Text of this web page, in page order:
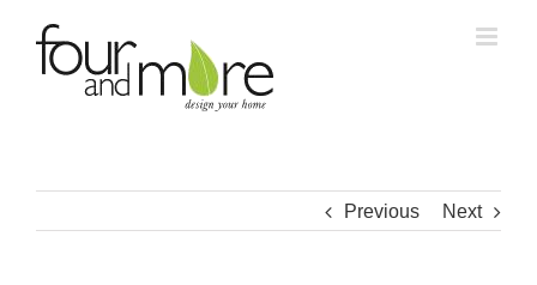
content
Previous Next